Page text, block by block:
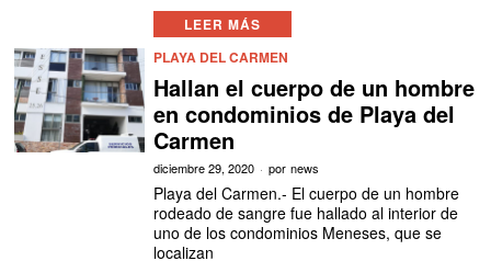
LEER MÁS
PLAYA DEL CARMEN
Hallan el cuerpo de un hombre
en condominios de Playa del
Carmen
diciembre 29, 2020 por news
Playa del Carmen.- El cuerpo de un hombre
rodeado de sangre fue hallado al interior de
uno de los condominios Meneses, que se
localizan